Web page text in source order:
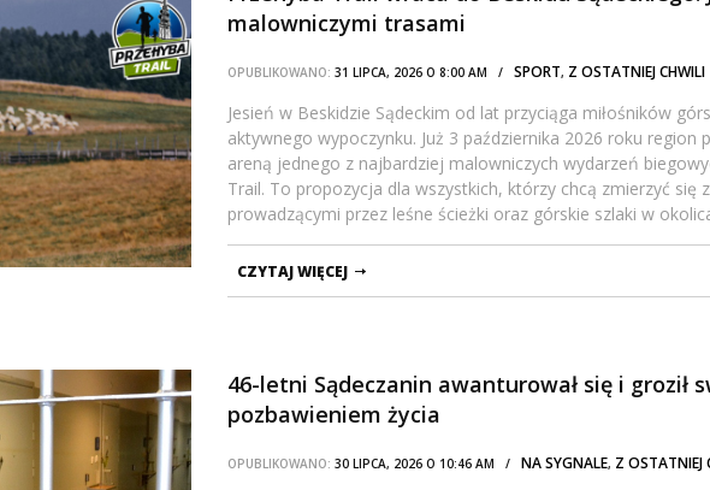
malowniczymi trasami
OPUBLIKOWANO: 31 LIPCA, 2026 O 8:00 AM / SPORT, Z OSTATNIEJ CHWILI
Jesień w Beskidzie Sądeckim od lat przyciąga miłośników
aktywnego wypoczynku. Już 3 października 2026 roku region
areną jednego z najbardziej malowniczych wydarzeń
Trail. To propozycja dla wszystkich, którzy chcą zmierzyć się
prowadzącymi przez leśne ścieżki oraz górskie szlaki w
CZYTAJ WIĘCEJ
46-letni Sądeczanin awanturował się i groził
pozbawieniem życia
OPUBLIKOWANO: 30 LIPCA, 2026 O 10:46 AM / NA SYGNALE, Z OSTATNIEJ